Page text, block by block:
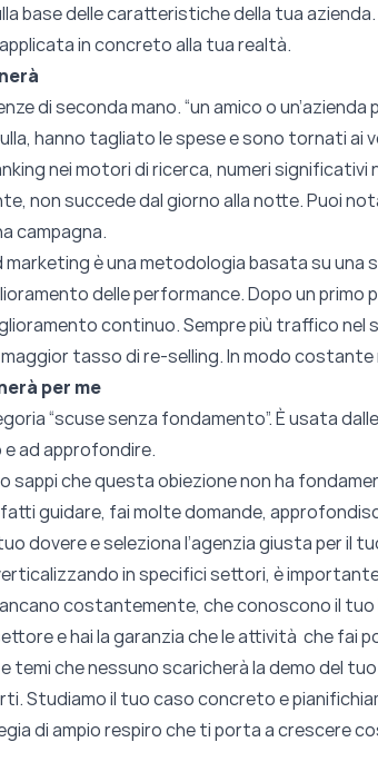
base delle caratteristiche della tua
in concreto alla tua realtà.
di seconda mano. “un amico o
hanno tagliato le spese e sono tornati ai
nei motori di ricerca, numeri
non succede dal giorno alla notte. Puoi
campagna.
marketing è una metodologia basata su
delle performance.Dopo un primo
continuo. Sempre più traffico
tasso di re-selling. In modo costante
per me
“scuse senza fondamento”. È usata
ad approfondire.
che questa obiezione non ha
guidare, fai molte domande,
dovere e seleziona l’agenzia giusta per il
in specifici settori, è
costantemente, che conoscono il tuo
e hai la garanzia che le attività che fai
temi che nessuno scaricherà la demo del
. Studiamo il tuo caso concreto e
di ampio respiro che ti porta a crescere